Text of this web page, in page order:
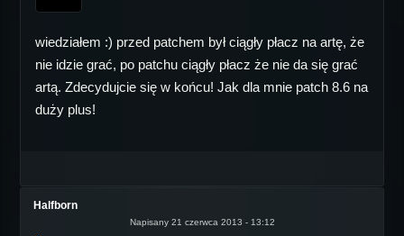
wiedziałem :) przed patchem był ciągły płacz na artę, że
nie idzie grać, po patchu ciągły płacz że nie da się grać
artą. Zdecydujcie się w końcu! Jak dla mnie patch 8.6 na
duży plus!
Halfborn
Napisany 21 czerwca 2013 - 13:12